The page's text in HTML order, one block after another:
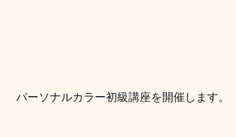
パーソナルカラー初級講座を開催します。